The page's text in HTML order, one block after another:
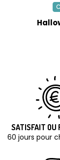
SATISFAIT OU
60 jours pour